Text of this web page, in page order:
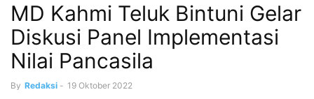
MD Kahmi Teluk Bintuni Gelar
Diskusi Panel Implementasi
Nilai Pancasila
By Redaksi - 19 Oktober 2022